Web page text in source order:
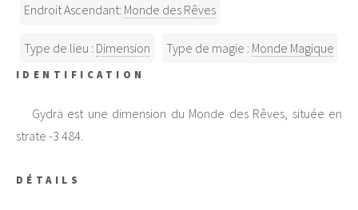
Endroit Ascendant: Monde des Rêves
Type de lieu : Dimension Type de magie : Monde Magique
IDENTIFICATION
Gydrä est une dimension du Monde des Rêves, située en
strate -3 484.
DÉTAILS